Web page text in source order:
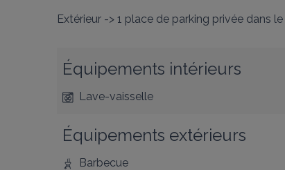
Extérieur -> 1 place de parking privée dans
Équipements intérieurs
Lave-vaisselle
Équipements extérieurs
Barbecue